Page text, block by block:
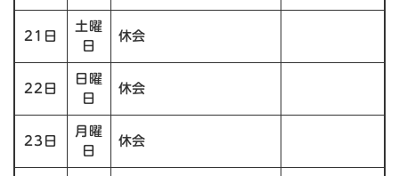
21日
土曜
日
休会
22日
日曜
日
休会
23日
月曜
日
休会